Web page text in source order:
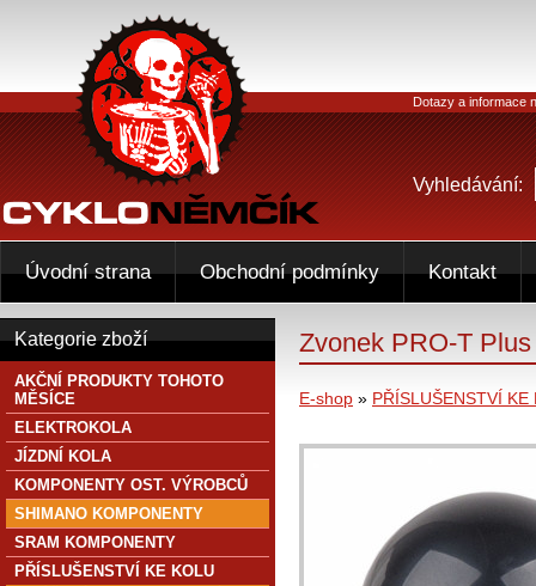
Zvonek PRO-T
E-shop » PŘÍSLUŠENSTVÍ KE
Kategorie zboží
AKČNÍ PRODUKTY TOHOTO
MĚSÍCE
ELEKTROKOLA
JÍZDNÍ KOLA
KOMPONENTY OST. VÝROBCŮ
SHIMANO KOMPONENTY
SRAM KOMPONENTY
PŘÍSLUŠENSTVÍ KE KOLU
Dotazy a informace
Vyhledávání:
Úvodní strana Obchodní podmínky Kontakt